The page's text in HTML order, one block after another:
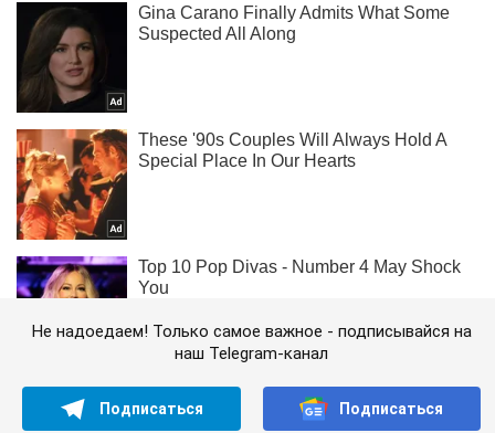
Не надоедаем! Только самое важное - подписывайся на
наш Telegram-канал